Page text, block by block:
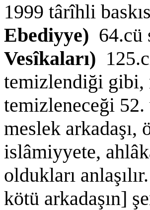
1999 târîhli
Ebediyye) 64.cü
Vesîkaları)
temizlendiği
temizleneceği 52.
meslek arkadaşı,
islâmiyyete,
oldukları
kötü arkadaşın]